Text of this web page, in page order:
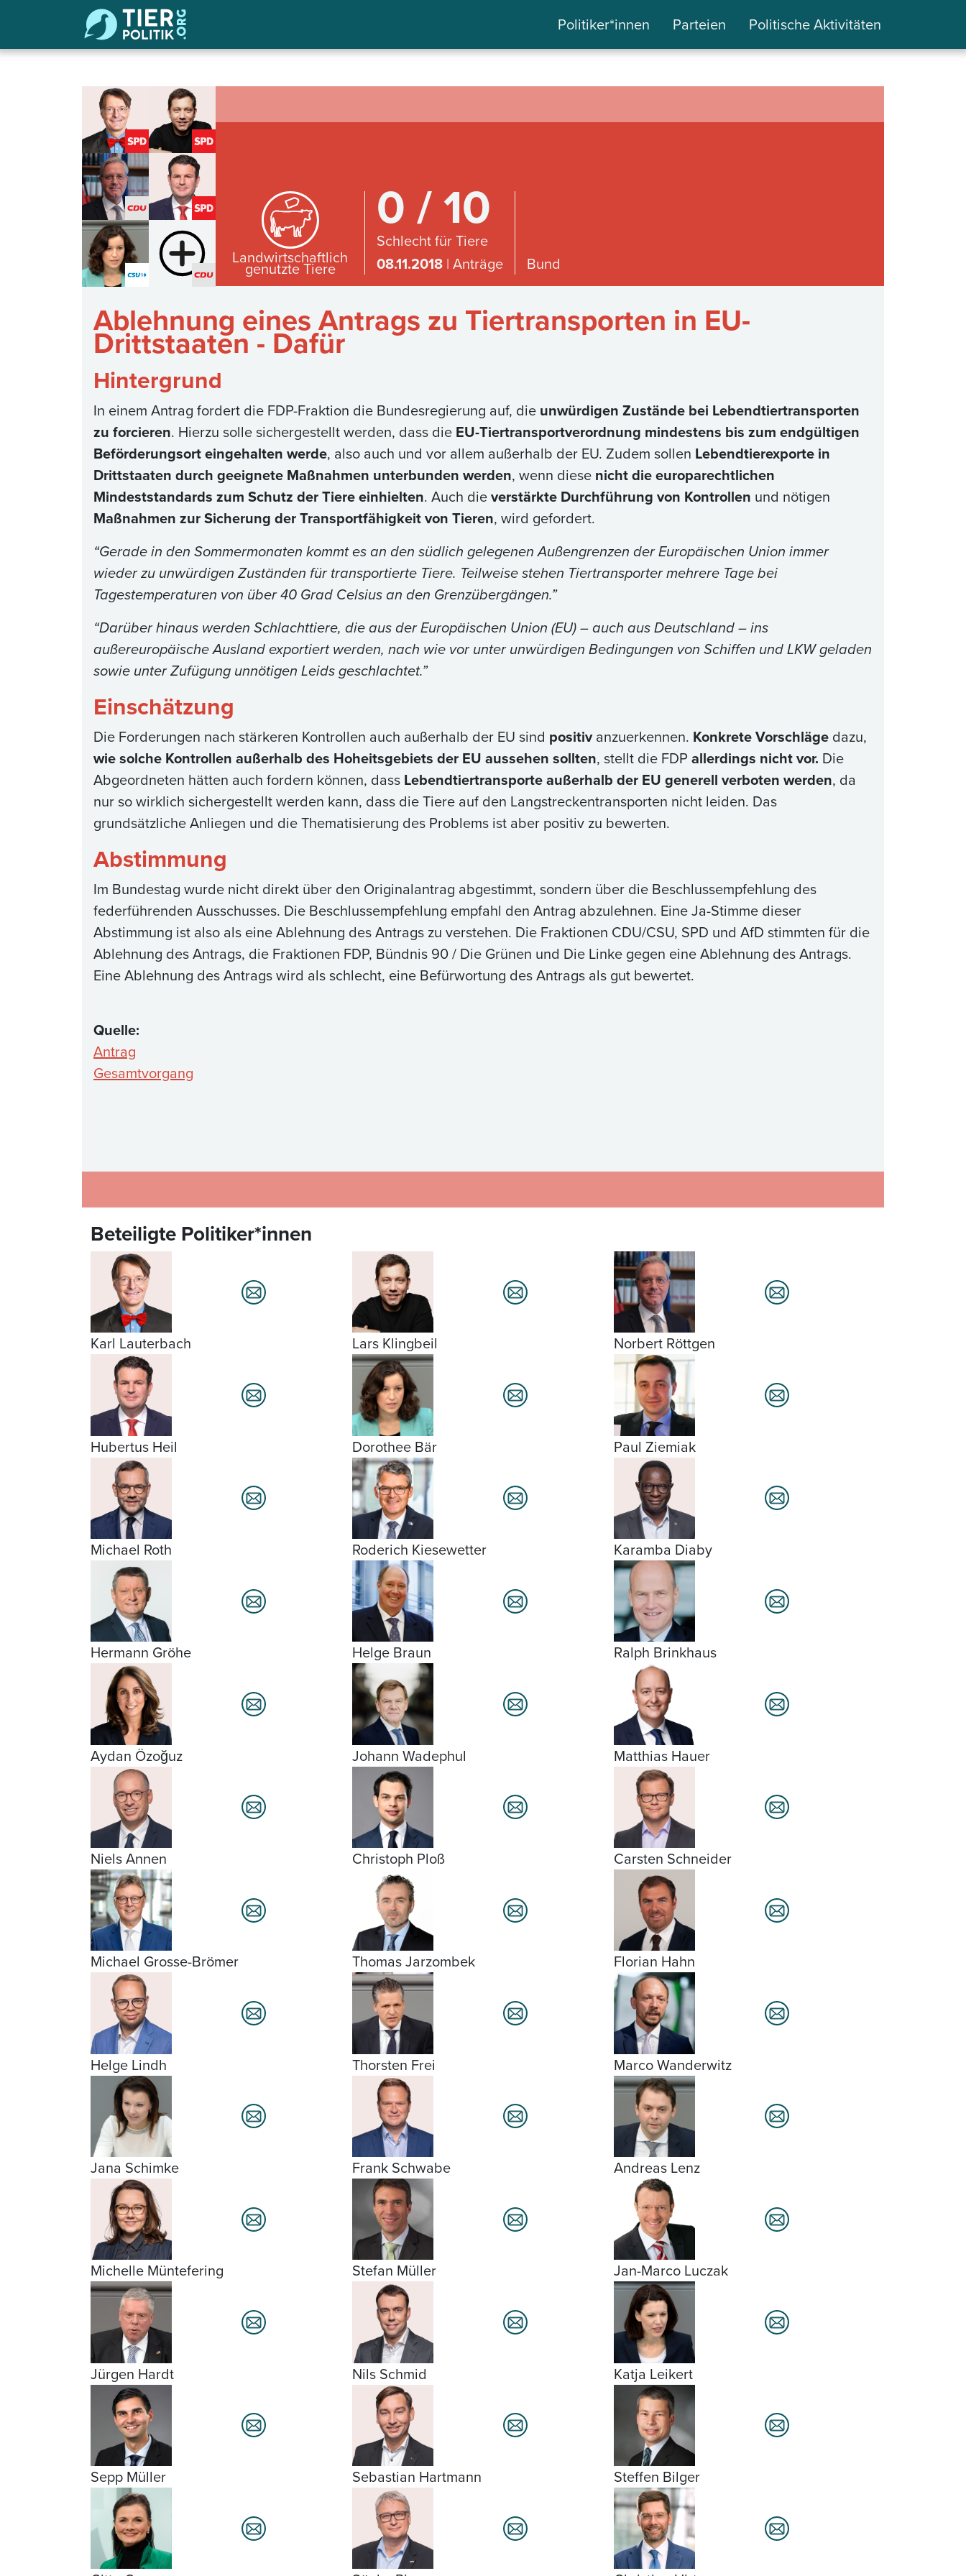
Politiker*innen Parteien Politische Aktivitäten
Landwirtschaftlich
genutzte Tiere
0 / 10
Schlecht für Tiere
08.11.2018 | Anträge Bund
Ablehnung eines Antrags zu Tiertransporten in EU-
Drittstaaten - Dafür
Hintergrund
In einem Antrag fordert die FDP-Fraktion die Bundesregierung auf, die unwürdigen Zustände bei Lebendtiertransporten
zu forcieren. Hierzu solle sichergestellt werden, dass die EU-Tiertransportverordnung mindestens bis zum endgültigen
Beförderungsort eingehalten werde, also auch und vor allem außerhalb der EU. Zudem sollen Lebendtierexporte in
Drittstaaten durch geeignete Maßnahmen unterbunden werden, wenn diese nicht die europarechtlichen
Mindeststandards zum Schutz der Tiere einhielten. Auch dieverstärkte Durchführung von Kontrollen und nötigen
Maßnahmen zur Sicherung der Transportfähigkeit von Tieren, wird gefordert.
“Gerade in den Sommermonaten kommt es an den südlich gelegenen Außengrenzen der Europäischen Union immer
wieder zu unwürdigen Zuständen für transportierte Tiere. Teilweise stehen Tiertransporter mehrere Tage bei
Tagestemperaturen von über 40 Grad Celsius an den Grenzübergängen.”
“Darüber hinaus werden Schlachttiere, die aus der Europäischen Union (EU) – auch aus Deutschland – ins
außereuropäische Ausland exportiert werden, nach wie vor unter unwürdigen Bedingungen von Schiffen und LKW geladen
sowie unter Zufügung unnötigen Leids geschlachtet.”
Einschätzung
Die Forderungen nach stärkeren Kontrollen auch außerhalb der EU sind positivanzuerkennen. Konkrete Vorschläge dazu,
wie solche Kontrollen außerhalb des Hoheitsgebiets der EU aussehen sollten, stellt die FDP allerdings nicht vor. Die
Abgeordneten hätten auch fordern können, dass Lebendtiertransporte außerhalb der EU generell verboten werden, da
nur so wirklich sichergestellt werden kann, dass die Tiere auf den Langstreckentransporten nicht leiden. Das
grundsätzliche Anliegen und die Thematisierung des Problems ist aber positiv zu bewerten.
Abstimmung
Im Bundestag wurde nicht direkt über den Originalantrag abgestimmt, sondern über die Beschlussempfehlung des
federführenden Ausschusses. Die Beschlussempfehlung empfahl den Antrag abzulehnen. Eine Ja-Stimme dieser
Abstimmung ist also als eine Ablehnung des Antrags zu verstehen. Die Fraktionen CDU/CSU, SPD und AfD stimmten für die
Ablehnung des Antrags, die Fraktionen FDP, Bündnis 90 / Die Grünen und Die Linke gegen eine Ablehnung des Antrags.
Eine Ablehnung des Antrags wird als schlecht, eine Befürwortung des Antrags als gut bewertet.
Quelle:
Antrag
Gesamtvorgang
Beteiligte Politiker*innen
Karl Lauterbach Lars Klingbeil Norbert Röttgen
Hubertus Heil Dorothee Bär Paul Ziemiak
Michael Roth Roderich Kiesewetter Karamba Diaby
Hermann Gröhe Helge Braun Ralph Brinkhaus
Aydan Özoğuz Johann Wadephul Matthias Hauer
Niels Annen Christoph Ploß Carsten Schneider
Michael Grosse-Brömer Thomas Jarzombek Florian Hahn
Helge Lindh Thorsten Frei Marco Wanderwitz
Jana Schimke Frank Schwabe Andreas Lenz
Michelle Müntefering Stefan Müller Jan-Marco Luczak
Jürgen Hardt Nils Schmid Katja Leikert
Sepp Müller Sebastian Hartmann Steffen Bilger